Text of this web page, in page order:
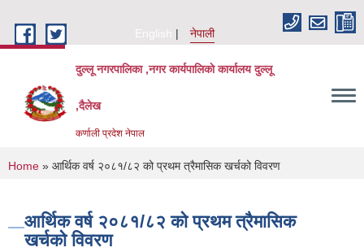
English
नेपाली
दुल्लू नगरपालिका ,नगर कार्यपालिकाे कार्यालय दुल्लू
,दैलेख
कर्णाली प्रदेश नेपाल
You are here
Home » आर्थिक वर्ष २०८१/८२ को प्रथम त्रैमासिक खर्चको विवरण
आर्थिक वर्ष २०८१/८२ को प्रथम त्रैमासिक
खर्चको विवरण